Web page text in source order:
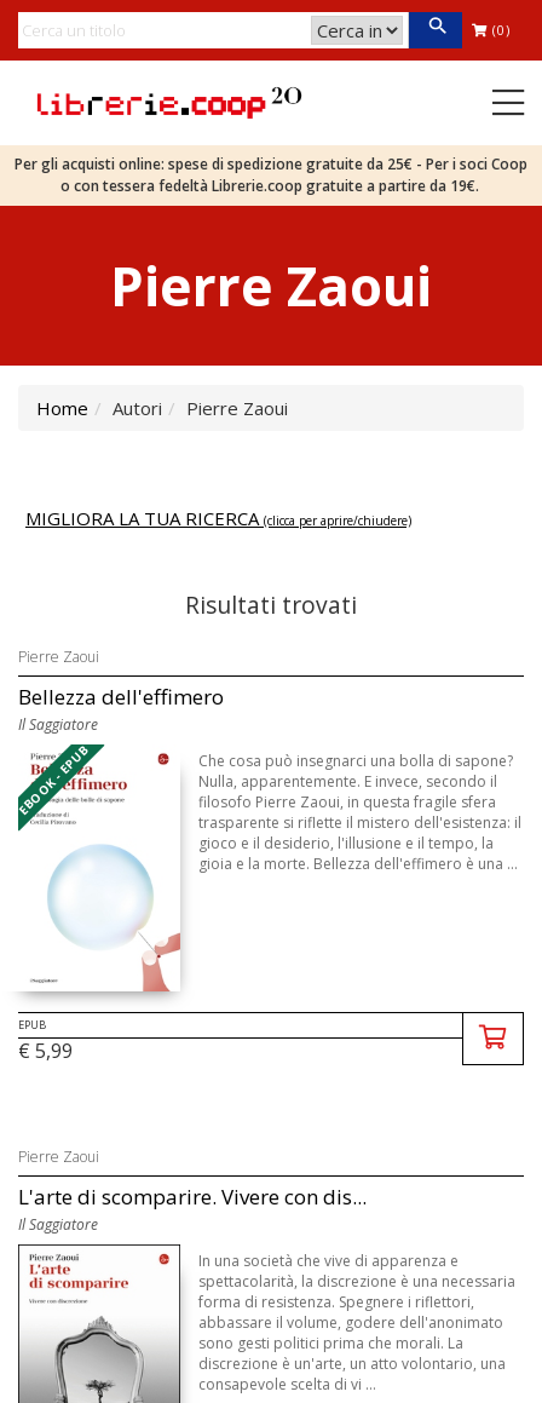
(0)
Per gli acquisti online: spese di spedizione gratuite da 25€ - Per i soci Coop
o con tessera fedeltà Librerie.coop gratuite a partire da 19€.
Pierre Zaoui
Home Autori Pierre Zaoui
MIGLIORA LA TUA RICERCA (clicca per aprire/chiudere)
Risultati trovati
Pierre Zaoui
Bellezza dell'effimero
Il Saggiatore
EBOOK - EPUB
Che cosa può insegnarci una bolla di sapone?
Nulla, apparentemente. E invece, secondo il
filosofo Pierre Zaoui, in questa fragile sfera
trasparente si riflette il mistero dell'esistenza: il
gioco e il desiderio, l'illusione e il tempo, la
gioia e la morte. Bellezza dell'effimero è una ...
EPUB
€ 5,99
Pierre Zaoui
L'arte di scomparire. Vivere con dis...
Il Saggiatore
In una società che vive di apparenza e
spettacolarità, la discrezione è una necessaria
forma di resistenza. Spegnere i riflettori,
abbassare il volume, godere dell'anonimato
sono gesti politici prima che morali. La
discrezione è un'arte, un atto volontario, una
consapevole scelta di vi ...